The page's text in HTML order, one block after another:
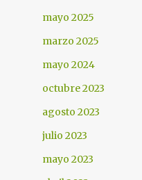
mayo 2025
marzo 2025
mayo 2024
octubre 2023
agosto 2023
julio 2023
mayo 2023